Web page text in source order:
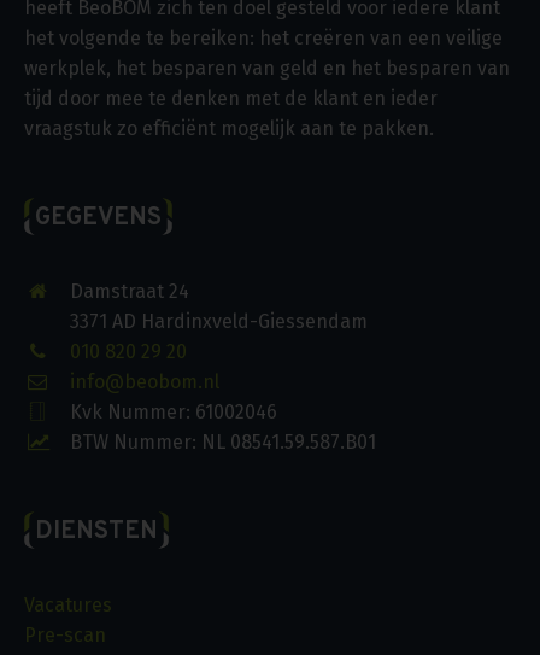
heeft BeoBOM zich ten doel gesteld voor iedere klant
het volgende te bereiken: het creëren van een veilige
werkplek, het besparen van geld en het besparen van
tijd door mee te denken met de klant en ieder
vraagstuk zo efficiënt mogelijk aan te pakken.
GEGEVENS
Damstraat 24
3371 AD Hardinxveld-Giessendam
010 820 29 20
info@beobom.nl
Kvk Nummer: 61002046
BTW Nummer: NL 08541.59.587.B01
DIENSTEN
Vacatures
Pre-scan